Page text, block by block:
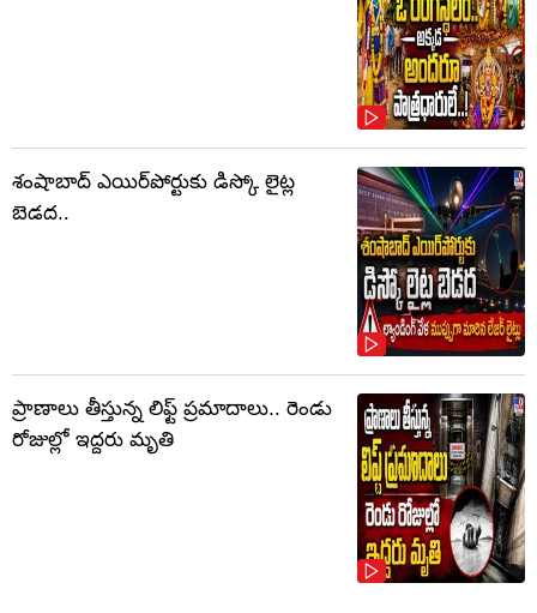
శంషాబాద్ ఎయిర్‌పోర్టుకు డిస్కో లైట్ల
బెడద..
ప్రాణాలు తీస్తున్న లిఫ్ట్‌ ప్రమాదాలు.. రెండు
రోజుల్లో ఇద్దరు మృతి